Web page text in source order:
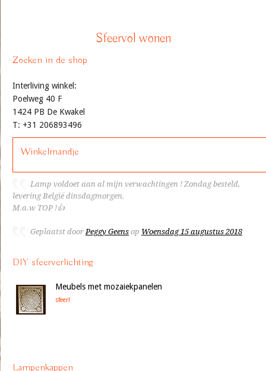
Sfeervol wonen
Zoeken in de shop
Interliving winkel:
Poelweg 40 F
1424 PB De Kwakel
T: +31 206893496
Winkelmandje
Lamp voldoet aan al mijn verwachtingen ! Zondag besteld,
levering België dinsdagmorgen.
M.a.w TOP !👍
Geplaatst doorPeggy Geens op Woensdag 15 augustus 2018
DIY sfeerverlichting
Meubels met mozaiekpanelen
sfeer!
Lampenkappen